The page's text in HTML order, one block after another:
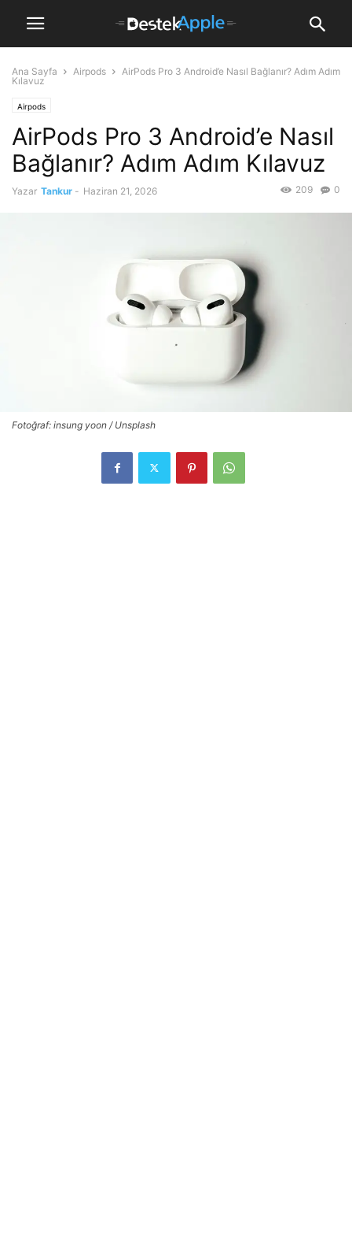
Ana Sayfa Airpods
AirPods Pro 3 Android’e Nasıl Bağlanır? Adım Adım
Kılavuz
Airpods
AirPods Pro 3 Android’e Nasıl
Bağlanır? Adım Adım Kılavuz
Yazar Tankur - Haziran 21, 2026 0
209
Fotoğraf: insung yoon / Unsplash